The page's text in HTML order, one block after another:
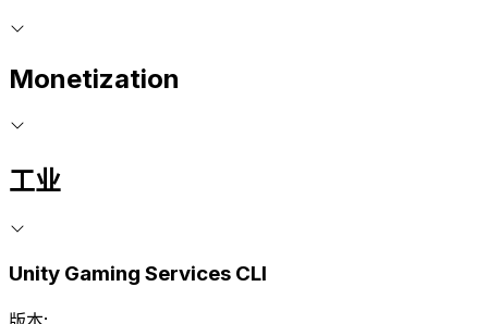
Monetization
工业
Unity Gaming Services CLI